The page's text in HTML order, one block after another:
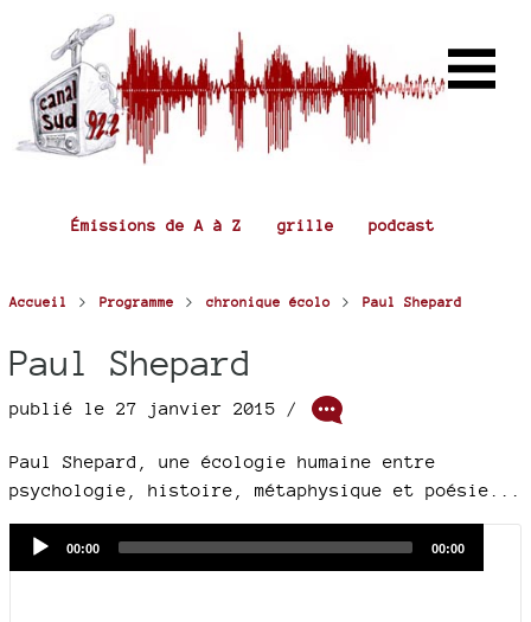
Émissions de A à Z grille podcast
Accueil > Programme > chronique écolo > Paul Shepard
Paul Shepard
publié le 27 janvier 2015 /
Paul Shepard, une écologie humaine entre
psychologie, histoire, métaphysique et poésie...
Current
00:00
Total
00:00